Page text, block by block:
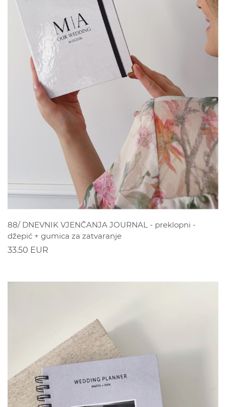
POGLEDAJ
88/ DNEVNIK VJENČANJA JOURNAL - preklopni -
džepić + gumica za zatvaranje
33.50 EUR